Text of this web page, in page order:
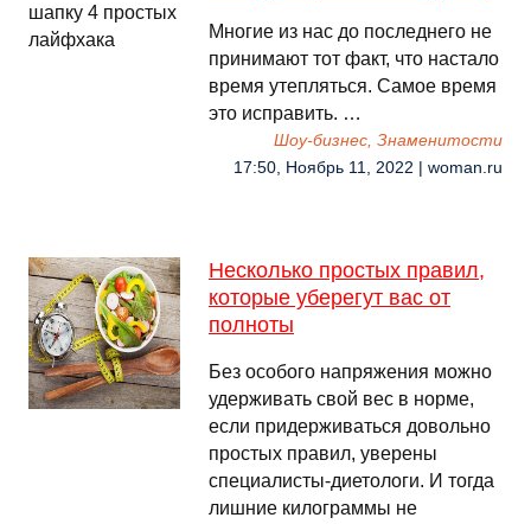
Многие из нас до последнего не
принимают тот факт, что настало
время утепляться. Самое время
это исправить. …
Шоу-бизнес, Знаменитости
17:50, Ноябрь 11, 2022 | woman.ru
Несколько простых правил,
которые уберегут вас от
полноты
Без особого напряжения можно
удерживать свой вес в норме,
если придерживаться довольно
простых правил, уверены
специалисты-диетологи. И тогда
лишние килограммы не